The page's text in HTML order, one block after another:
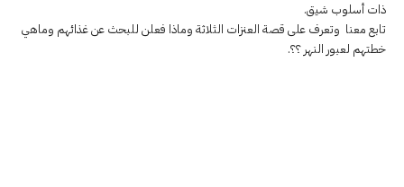
ذات أسلوب شيق.
تابع معنا وتعرف على قصة العنزات الثلاثة وماذا فعلن للبحث عن غذائهم وماهي
خطتهم لعبور النهر ؟؟.